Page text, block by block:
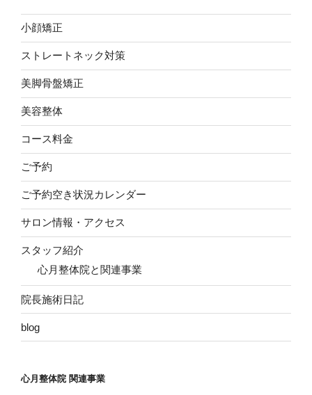
小顔矯正
ストレートネック対策
美脚骨盤矯正
美容整体
コース料金
ご予約
ご予約空き状況カレンダー
サロン情報・アクセス
スタッフ紹介
心月整体院と関連事業
院長施術日記
blog
心月整体院 関連事業